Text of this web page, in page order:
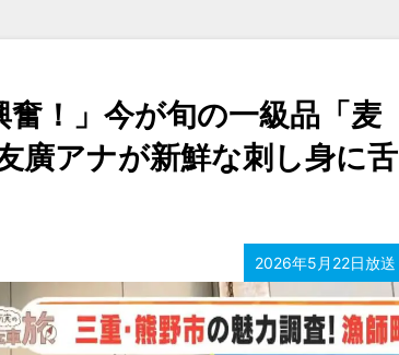
奮！」今が旬の一級品「麦
廣アナが新鮮な刺し身に舌
2026年5月22日放送